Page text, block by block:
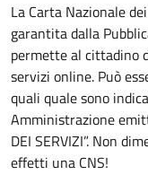
La Carta Nazionale
garantita dalla
permette al cittadino
servizi online. Può
quali quale sono
Amministrazione
DEI SERVIZI”. Non
effetti una CNS!